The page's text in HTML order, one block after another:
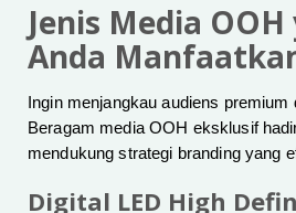
Jenis Media
Anda
Ingin menjangkau audiens
Beragam media OOH eksklusif
mendukung strategi branding yang
Digital LED High